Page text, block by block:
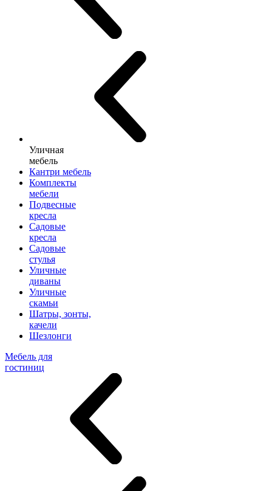
Уличная
мебель
Кантри мебель
Комплекты
мебели
Подвесные
кресла
Садовые
кресла
Садовые
стулья
Уличные
диваны
Уличные
скамьи
Шатры, зонты,
качели
Шезлонги
Мебель для
гостиниц